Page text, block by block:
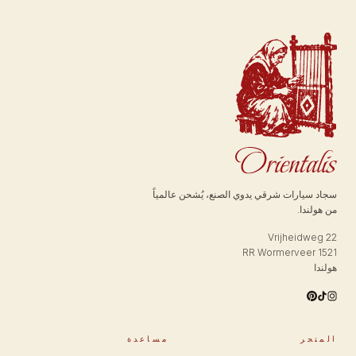
سجاد سيارات شرقي يدوي الصنع، يُشحن عالمياً
من هولندا.
Vrijheidweg 22
1521 RR Wormerveer
هولندا
المتجر مساعدة